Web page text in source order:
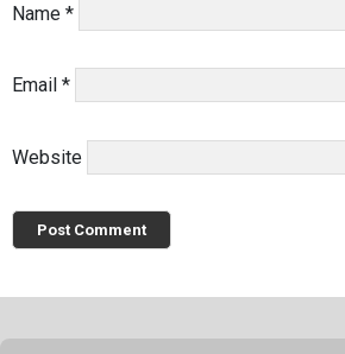
Name *
Email *
Website